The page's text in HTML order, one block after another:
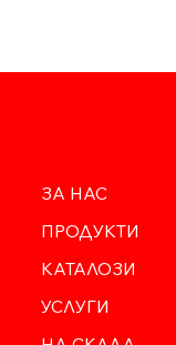
ЗА НАС
ПРОДУКТИ
КАТАЛОЗИ
УСЛУГИ